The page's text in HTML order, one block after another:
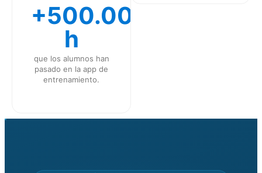
+500.000
h
que los alumnos han
pasado en la app de
entrenamiento.